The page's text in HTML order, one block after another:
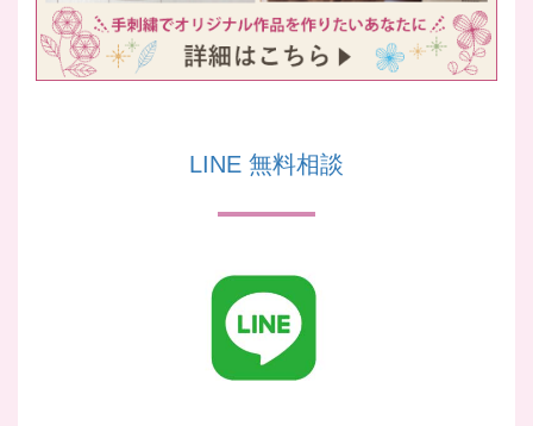
LINE 無料相談